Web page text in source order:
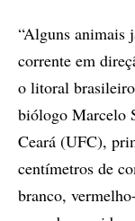
“Alguns animais
corrente em
o litoral
biólogo Marcelo
Ceará (UFC),
centímetros de
branco,